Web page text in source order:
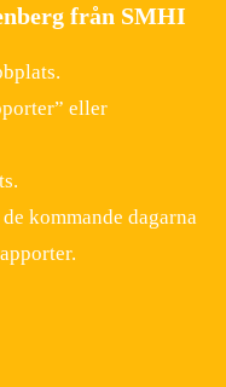
från SMHI
eller
kommande dagarna